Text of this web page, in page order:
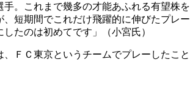
手。これまで幾多の才能あふれる有望株を
、短期間でこれだけ飛躍的に伸びたプレー
たのは初めてです」（小宮氏）
、ＦＣ東京というチームでプレーしたこと